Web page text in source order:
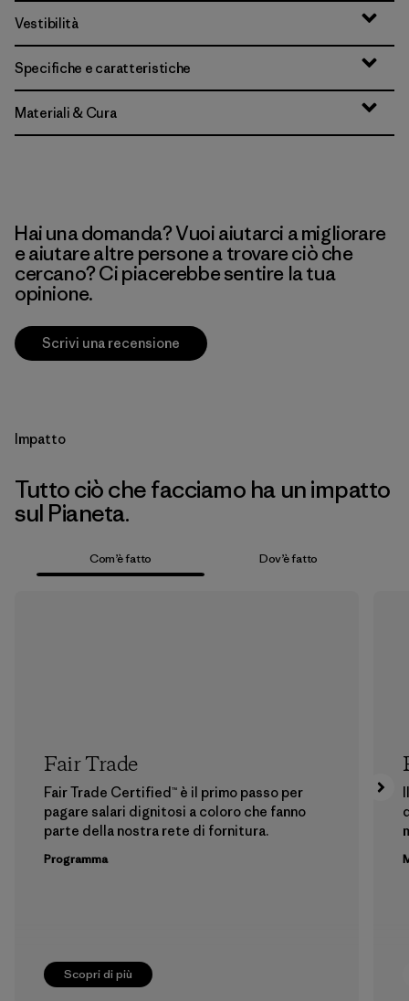
Vestibilità
Specifiche e caratteristiche
Materiali & Cura
Hai una domanda? Vuoi aiutarci a migliorare
e aiutare altre persone a trovare ciò che
cercano? Ci piacerebbe sentire la tua
opinione.
Scrivi una recensione
Impatto
Tutto ciò che facciamo ha un impatto
sul Pianeta.
Com’è fatto Dov’è fatto
Scopri di più
Fair Trade
Fair Trade Certified™ è il primo passo per
pagare salari dignitosi a coloro che fanno
parte della nostra rete di fornitura.
Programma